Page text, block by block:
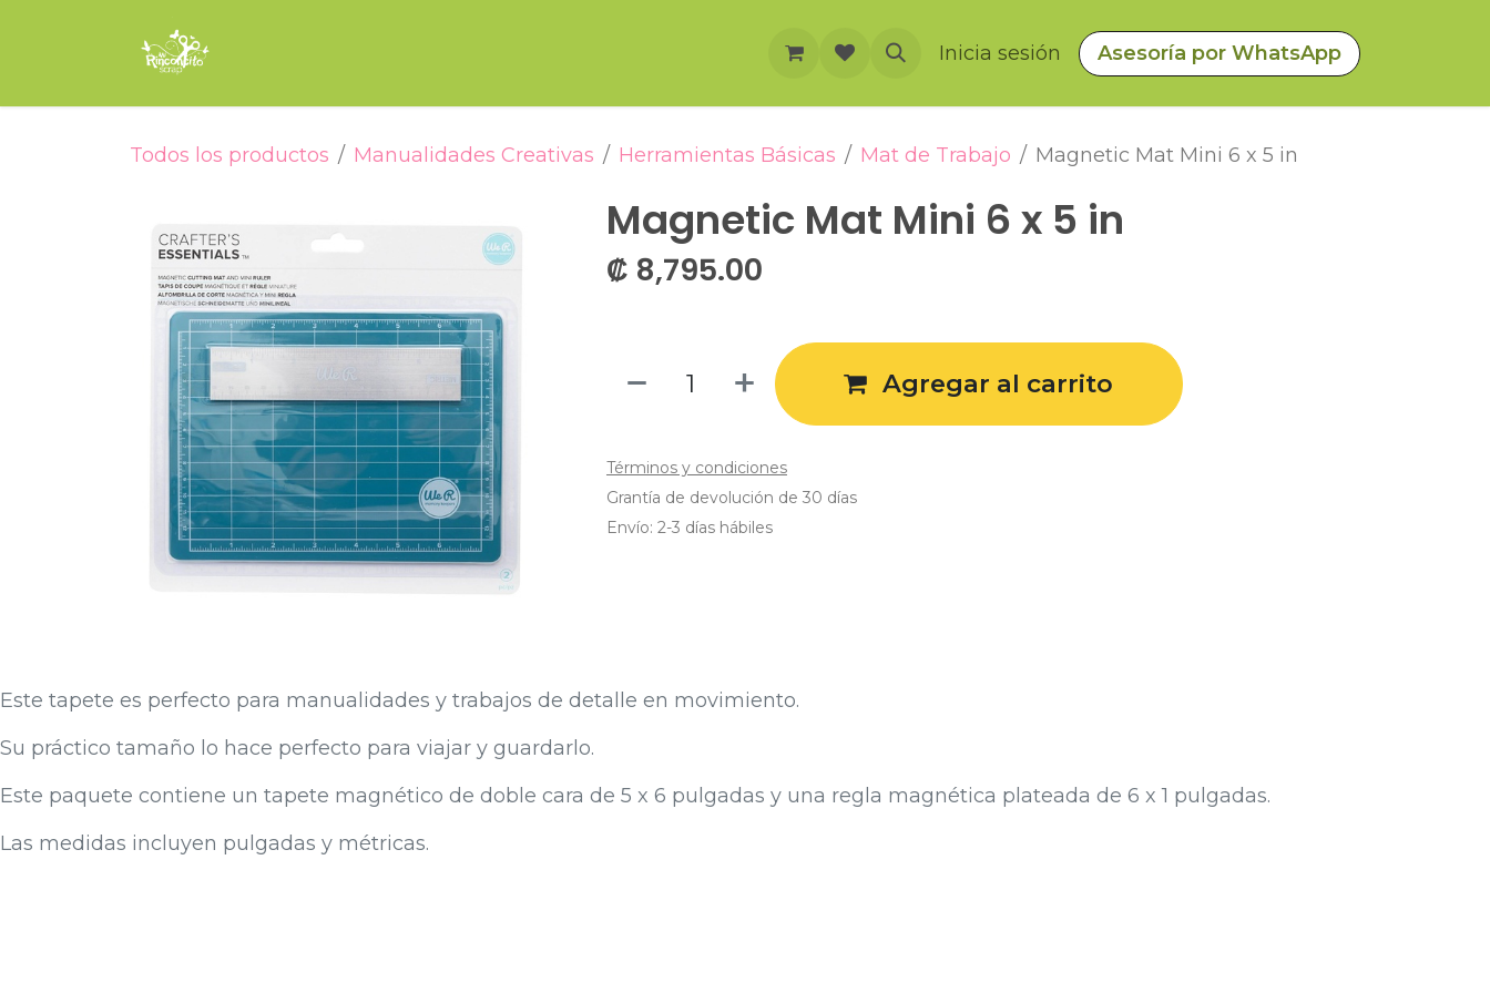
Eventos Inicia sesión Asesoría por WhatsApp
Todos los productos Manualidades Creativas Herramientas Básicas Mat de Trabajo Magnetic Mat Mini 6 x 5 in
Magnetic Mat Mini 6 x 5 in
₡ 8,795.00
Agregar al carrito
Términos y condiciones
Grantía de devolución de 30 días
Envío: 2-3 días hábiles
Este tapete es perfecto para manualidades y trabajos de detalle en movimiento.
Su práctico tamaño lo hace perfecto para viajar y guardarlo.
Este paquete contiene un tapete magnético de doble cara de 5 x 6 pulgadas y una regla magnética plateada de 6 x 1 pulgadas.
Las medidas incluyen pulgadas y métricas.